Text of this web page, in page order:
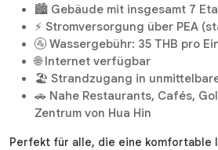
🏙️ Gebäude mit insgesamt 7
⚡ Stromversorgung über PEA
🚰 Wassergebühr: 35 THB pro
🌐 Internet verfügbar
🏖️ Strandzugang in
🚗 Nahe Restaurants, Cafés,
Zentrum von Hua Hin
Perfekt für alle, die eine komfortable